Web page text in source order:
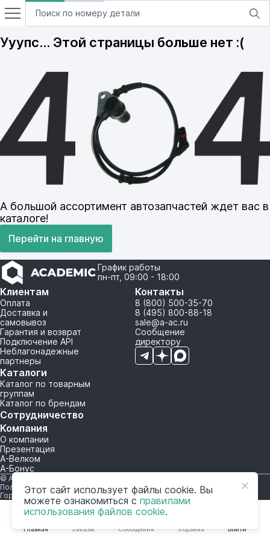
Главная Войти
Заказы Сообщения Корзина
Ууупс… Этой страницы больше нет :(
А большой ассортимент автозапчастей ждет вас в
каталоге!
Перейти на главную
График работы
пн-пт, 09:00 - 18:00
Клиентам
Оплата
Доставка и
самовывоз
Гарантия и возврат
Подключение API
Неблагонадежные
партнеры
Каталоги
Каталог по товарным
группам
Каталог по брендам
Сотрудничество
Компания
О компании
Презентация
А-Велком
А-Бонус
Контакты
8 (800) 500-35-70
8 (495) 800-88-18
sale@a-ac.ru
Сообщение
директору
© A-AC.RU 2015-2026. Все права защищены.
Политика обработки персональных данных
Горячая линия корпоративного регулирования и контроля
Этот сайт использует файлы cookie. Вы
можете ознакомиться с правилами
использования файлов cookie.